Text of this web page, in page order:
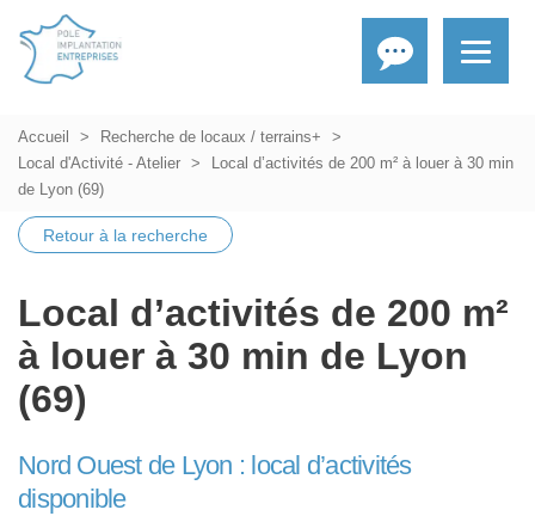
Accueil
Recherche de locaux / terrains+
Local d'Activité - Atelier
Local d’activités de 200 m² à louer à 30 min
de Lyon (69)
Retour à la recherche
Local d’activités de 200 m²
à louer à 30 min de Lyon
(69)
Nord Ouest de Lyon : local d’activités
disponible